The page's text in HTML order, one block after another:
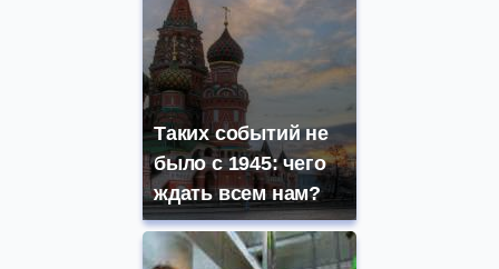
Таких событий не
было с 1945: чего
ждать всем нам?